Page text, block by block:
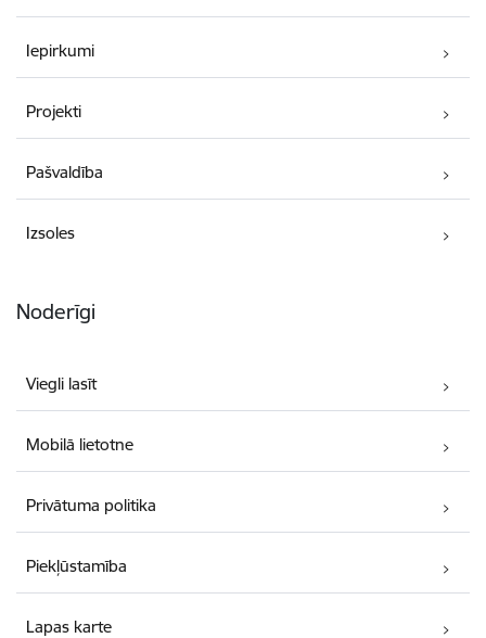
Iepirkumi
Projekti
Pašvaldība
Izsoles
Noderīgi
Viegli lasīt
Mobilā lietotne
Privātuma politika
Piekļūstamība
Lapas karte